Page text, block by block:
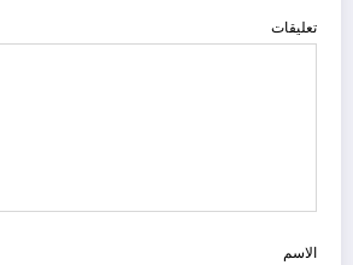
تعليقات
الاسم